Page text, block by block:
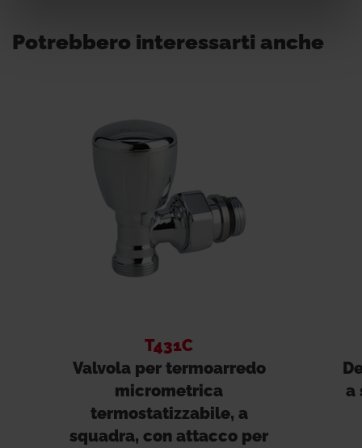
Potrebbero interessarti anche
T431C
Valvola per termoarredo
micrometrica
termostatizzabile, a
squadra, con attacco per
a